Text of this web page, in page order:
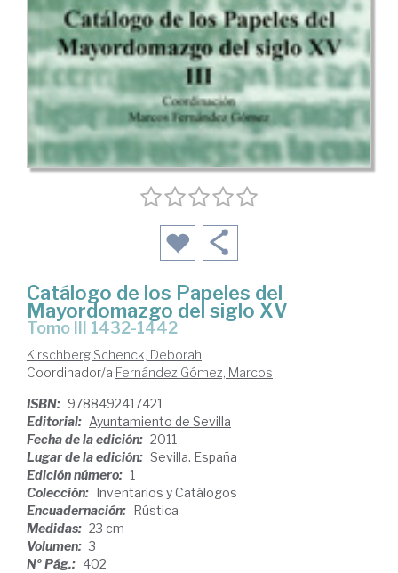
Catálogo de los Papeles del
Mayordomazgo del siglo XV
Tomo III 1432-1442
Kirschberg Schenck, Deborah
Coordinador/a Fernández Gómez, Marcos
ISBN: 9788492417421
Editorial: Ayuntamiento de Sevilla
Fecha de la edición: 2011
Lugar de la edición: Sevilla. España
Edición número: 1
Colección: Inventarios y Catálogos
Encuadernación: Rústica
Medidas: 23 cm
Volumen: 3
Nº Pág.: 402